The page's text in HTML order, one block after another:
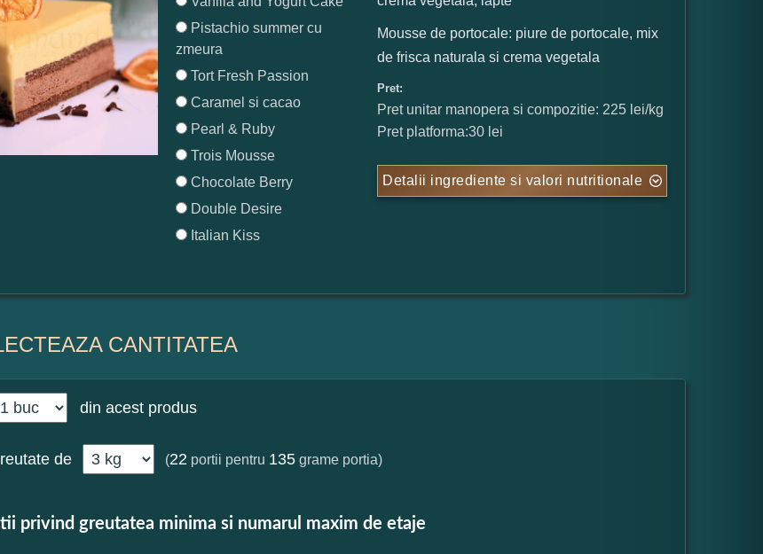
Pistachio summer cu
zmeura
Tort Fresh Passion
Caramel si cacao
Pearl & Ruby
Trois Mousse
Chocolate Berry
Double Desire
Italian Kiss
Mousse de portocale: piure de portocale, mix
de frisca naturala si crema vegetala
Pret:
Pret unitar manopera si compozitie: 225 lei/kg
Pret platforma:30 lei
Detalii ingrediente si valori nutritionale
CANTITATEA
din acest produs
de (22 portii pentru 135 grame portia)
privind greutatea minima si numarul maxim de etaje